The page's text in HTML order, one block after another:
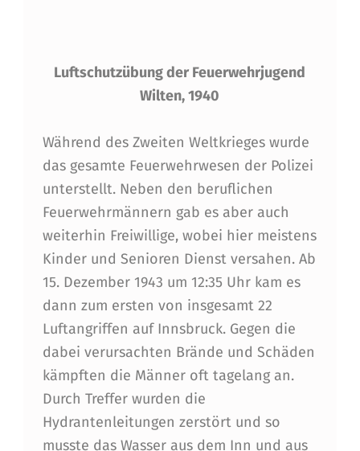
Luftschutzübung der Feuerwehrjugend
Wilten, 1940
Während des Zweiten Weltkrieges wurde
das gesamte Feuerwehrwesen der Polizei
unterstellt. Neben den beruflichen
Feuerwehrmännern gab es aber auch
weiterhin Freiwillige, wobei hier meistens
Kinder und Senioren Dienst versahen. Ab
15. Dezember 1943 um 12:35 Uhr kam es
dann zum ersten von insgesamt 22
Luftangriffen auf Innsbruck. Gegen die
dabei verursachten Brände und Schäden
kämpften die Männer oft tagelang an.
Durch Treffer wurden die
Hydrantenleitungen zerstört und so
musste das Wasser aus dem Inn und aus